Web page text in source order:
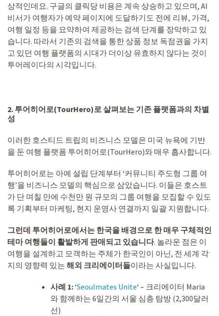
상적인데요. 구글의 클릭당 비용은 계속 상승하고 있으며, AI
비서가 여행자가 예약 페이지에 도달하기도 전에 리뷰, 가격,
여행 일정 등을 요약하여 제공하는 검색 단계를 장악하고 있
습니다. 따라서 기존의 검색을 통한 상품 정보 독점권을 가지
고 있던 여행 플랫폼의 시대가 더이상 유효하지 않다는 것이
투어레이다의 시각입니다.
2. 투어히어로(TourHero)로 살펴보는 기존 플랫폼과의 차별
성
이러한 호스티드 트립의 비즈니스 모델은 미국 뉴욕에 기반
을 둔 여행 플랫폼 투어히어로(TourHero)와 매우 흡사합니다.
투어히어로는 아예 설립 단계부터 ‘커뮤니티 주도형 그룹 여
행’을 비즈니스 모델의 핵심으로 삼았습니다. 이들은 호스트
가 단 며칠 만에 수천만 원 규모의 그룹 여행을 모집할 수 있도
록 기획부터 마케팅, 현지 운영사 연결까지 일괄 지원합니다.
그런데 투어히어로에서는 한국을 배경으로 한 매우 구체적인
테마 여행들이 활발하게 판매되고 있습니다. 놀라운 점은 이
여행을 설계하고 모객하는 주체가 한국인이 아닌, 전 세계 각
지의 영향력 있는 해외 크리에이터들이라는 사실입니다.
사례 1:‘Seoulmates Unite‘ – 크리에이터 Maria
와 함께하는 6일간의 서울 심층 탐방 (2,300달러
선)